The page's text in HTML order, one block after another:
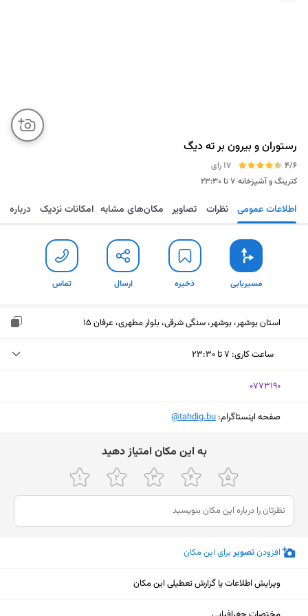
رستوران و بیرون بر ته دیگ
4/6
17 رای
کترینگ و آشپزخانه ۷ تا ۲۳:۳۰
مسیریابی ذخیره ارسال تماس اطلاعات عمومی نظرات تصاویر مکان‌های مشابه امکانات نزدیک درباره
مسیریابی ذخیره ارسال تماس
استان بوشهر، بوشهر، سنگی شرقی، بلوار مطهری، عرفان 15
ساعت کاری: ۷ تا ۲۳:۳۰
جمعه (امروز)
سه‌شنبه
۷ تا ۲۳:۳۰
چهارشنبه
۷ تا ۲۳:۳۰
پنجشنبه
‎0773190
صفحه اینستاگرام: ‎@tahdig.bu
ﺑﻪ اﯾﻦ ﻣﮑﺎن اﻣﺘﯿﺎز دﻫﯿﺪ
افزودنتصویربرای این مکان
ویرایش اطلاعات یا گزارش تعطیلی این مکان